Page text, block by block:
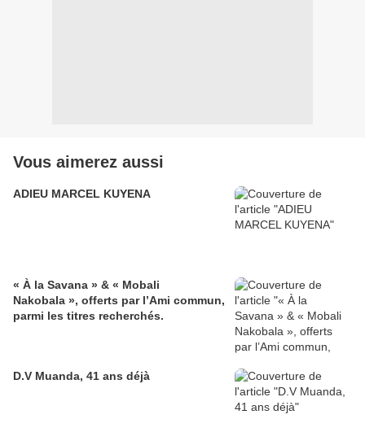
Vous aimerez aussi
ADIEU MARCEL KUYENA
« À la Savana » & « Mobali
Nakobala », offerts par l’Ami commun,
parmi les titres recherchés.
D.V Muanda, 41 ans déjà